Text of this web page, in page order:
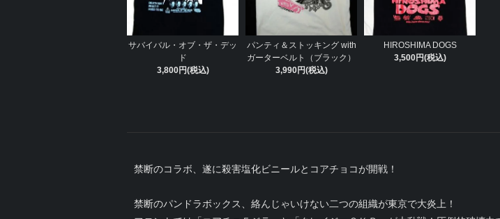
サバイバル・オブ・ザ・デッ
ド
3,800円(税込)
パンティ＆ストッキング with
ガーターベルト（ブラック）
3,990円(税込)
HIROSHIMA DOGS
3,500円(税込)
禁断のコラボ、遂に殺害塩化ビニールとコアチョコが開戦！
禁断のパンドラボックス、絡んじゃいけない二つの組織が東京で大炎上！